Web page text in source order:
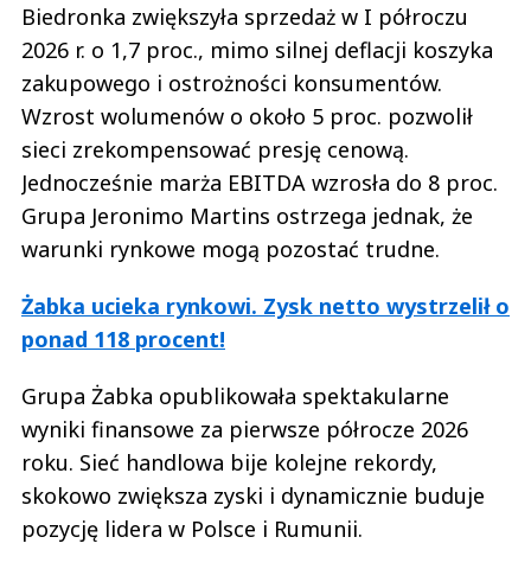
Biedronka zwiększyła sprzedaż w I półroczu
2026 r. o 1,7 proc., mimo silnej deflacji koszyka
zakupowego i ostrożności konsumentów.
Wzrost wolumenów o około 5 proc. pozwolił
sieci zrekompensować presję cenową.
Jednocześnie marża EBITDA wzrosła do 8 proc.
Grupa Jeronimo Martins ostrzega jednak, że
warunki rynkowe mogą pozostać trudne.
Żabka ucieka rynkowi. Zysk netto wystrzelił o
ponad 118 procent!
Grupa Żabka opublikowała spektakularne
wyniki finansowe za pierwsze półrocze 2026
roku. Sieć handlowa bije kolejne rekordy,
skokowo zwiększa zyski i dynamicznie buduje
pozycję lidera w Polsce i Rumunii.